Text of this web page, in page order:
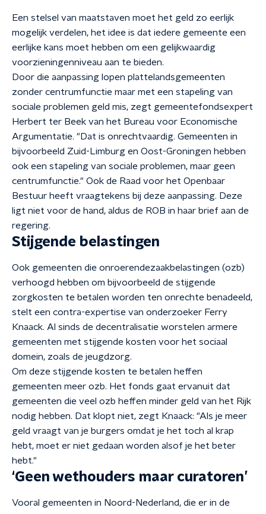
Een stelsel van maatstaven moet het geld zo eerlijk
mogelijk verdelen, het idee is dat iedere gemeente een
eerlijke kans moet hebben om een gelijkwaardig
voorzieningenniveau aan te bieden.
Door die aanpassing lopen plattelandsgemeenten
zonder centrumfunctie maar met een stapeling van
sociale problemen geld mis, zegt gemeentefondsexpert
Herbert ter Beek van het Bureau voor Economische
Argumentatie. "Dat is onrechtvaardig. Gemeenten in
bijvoorbeeld Zuid-Limburg en Oost-Groningen hebben
ook een stapeling van sociale problemen, maar geen
centrumfunctie." Ook de Raad voor het Openbaar
Bestuur heeft vraagtekens bij deze aanpassing. Deze
ligt niet voor de hand, aldus de ROB in haar brief aan de
regering.
Stijgende belastingen
Ook gemeenten die onroerendezaakbelastingen (ozb)
verhoogd hebben om bijvoorbeeld de stijgende
zorgkosten te betalen worden ten onrechte benadeeld,
stelt een contra-expertise van onderzoeker Ferry
Knaack. Al sinds de decentralisatie worstelen armere
gemeenten met stijgende kosten voor het sociaal
domein, zoals de jeugdzorg.
Om deze stijgende kosten te betalen heffen
gemeenten meer ozb. Het fonds gaat ervanuit dat
gemeenten die veel ozb heffen minder geld van het Rijk
nodig hebben. Dat klopt niet, zegt Knaack: "Als je meer
geld vraagt van je burgers omdat je het toch al krap
hebt, moet er niet gedaan worden alsof je het beter
hebt."
‘Geen wethouders maar curatoren’
Vooral gemeenten in Noord-Nederland, die er in de